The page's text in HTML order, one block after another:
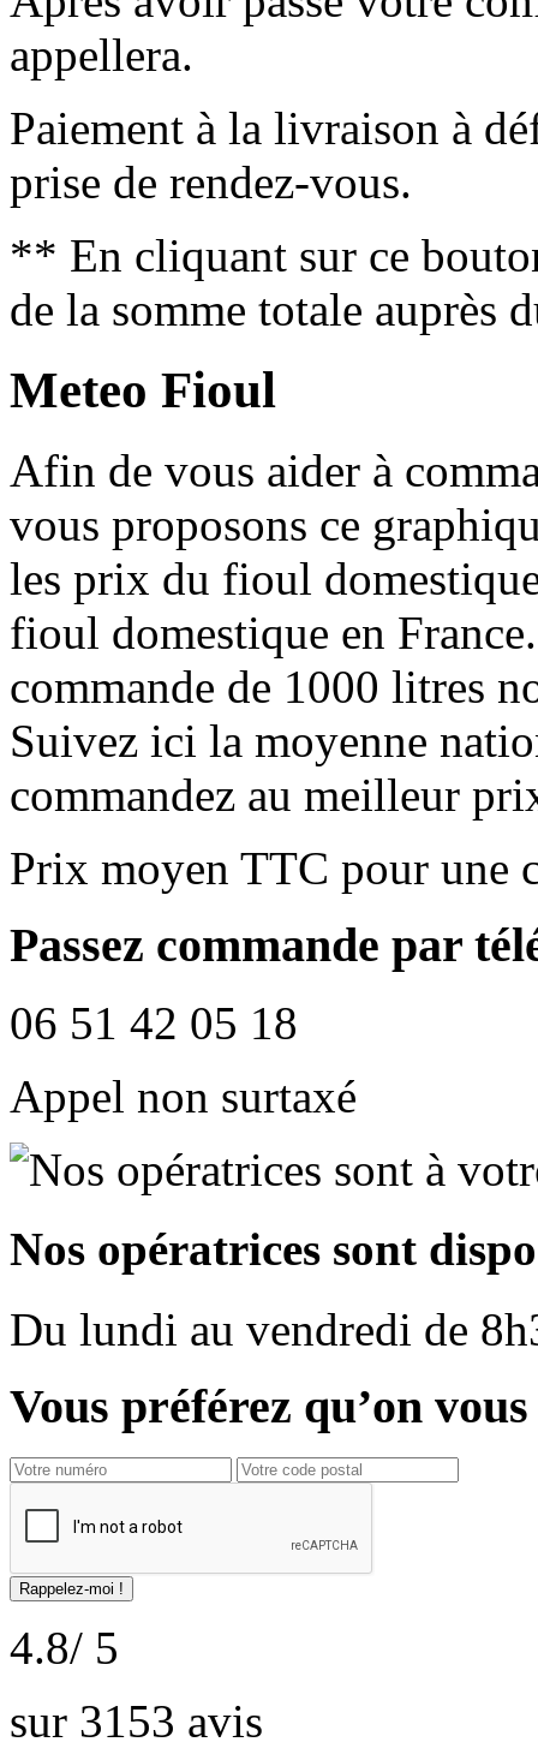
appellera.
Paiement à la livraison à
prise de rendez-vous.
** En cliquant sur ce
de la somme totale auprès
Meteo Fioul
Afin de vous aider à
vous proposons ce
les prix du fioul
fioul domestique en
commande de 1000 litres
Suivez ici la moyenne
commandez au meilleur
Prix moyen TTC pour une
Passez commande par
06 51 42 05 18
Appel non surtaxé
Nos opératrices sont
Du lundi au vendredi de
Vous préférez qu’on
4.8/ 5
sur 3153 avis